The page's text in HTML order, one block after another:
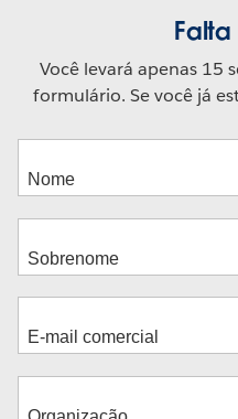
Você levará apenas 15
formulário. Se você já